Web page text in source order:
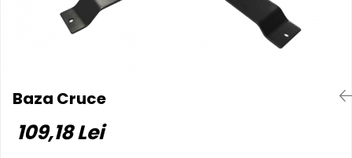
Pereti textili
Suspendate
Lightbox
Accesorii
Baza Cruce
109,18 Lei